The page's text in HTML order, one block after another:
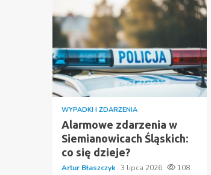
WYPADKI I ZDARZENIA
Alarmowe zdarzenia w
Siemianowicach Śląskich:
co się dzieje?
Artur Błaszczyk 3 lipca 2026 108